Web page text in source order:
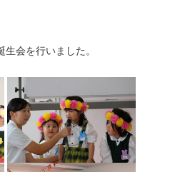
会を行いました。